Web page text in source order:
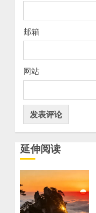
邮箱
网站
延伸阅读